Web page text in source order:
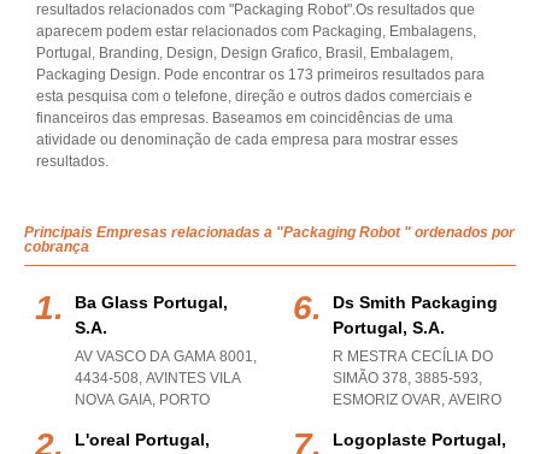
resultados relacionados com "Packaging Robot".Os resultados que
aparecem podem estar relacionados com Packaging, Embalagens,
Portugal, Branding, Design, Design Grafico, Brasil, Embalagem,
Packaging Design. Pode encontrar os 173 primeiros resultados para
esta pesquisa com o telefone, direção e outros dados comerciais e
financeiros das empresas. Baseamos em coincidências de uma
atividade ou denominação de cada empresa para mostrar esses
resultados.
Principais Empresas relacionadas a "Packaging Robot " ordenados por
cobrança
Ba Glass Portugal,
S.a.
AV VASCO DA GAMA 8001,
4434-508, AVINTES VILA
NOVA GAIA, PORTO
L'oreal Portugal,
Ds Smith Packaging
Portugal, S.a.
R MESTRA CECÍLIA DO
SIMÃO 378, 3885-593,
ESMORIZ OVAR, AVEIRO
Logoplaste Portugal,